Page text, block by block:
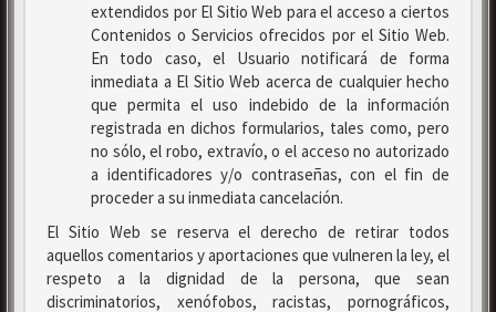
extendidos por El Sitio Web para el acceso a ciertos
Contenidos o Servicios ofrecidos por el Sitio Web.
En todo caso, el Usuario notificará de forma
inmediata a El Sitio Web acerca de cualquier hecho
que permita el uso indebido de la información
registrada en dichos formularios, tales como, pero
no sólo, el robo, extravío, o el acceso no autorizado
a identificadores y/o contraseñas, con el fin de
proceder a su inmediata cancelación.
El Sitio Web se reserva el derecho de retirar todos
aquellos comentarios y aportaciones que vulneren la ley, el
respeto a la dignidad de la persona, que sean
discriminatorios, xenófobos, racistas, pornográficos,